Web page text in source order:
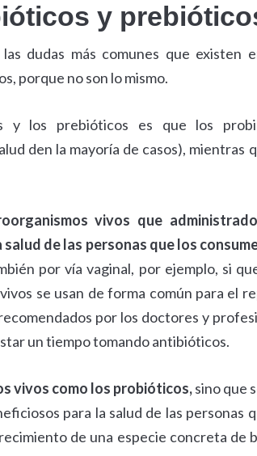
y
dudas más comunes que existen
porque no son lo mismo.
y los prebióticos es que los
den la mayoría de casos), mientras
vivos que
de las personas que los
por vía vaginal, por ejemplo, si
se usan de forma común para el
por los doctores y
un tiempo tomando antibióticos.
vivos como los probióticos,sino que
para la salud de las personas
de una especie concreta de